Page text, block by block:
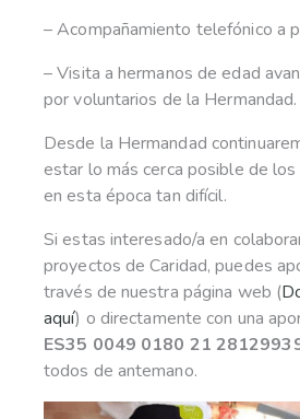
– Acompañamiento telefónico a
– Visita a hermanos de edad
por voluntarios de la Hermandad.
Desde la Hermandad
estar lo más cerca posible de
en esta época tan difícil.
Si estas interesado/a en
proyectos de Caridad, puedes
través de nuestra página web (
aquí) o directamente con una
ES35 0049 0180 21
todos de antemano.